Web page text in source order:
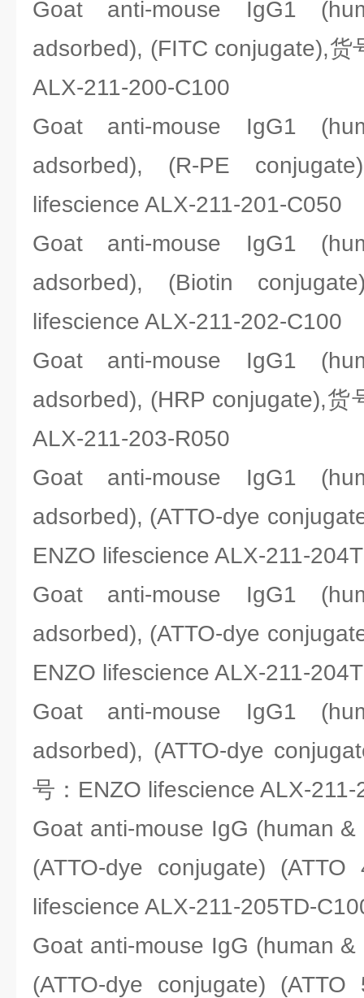
Goat anti-mouse IgG1
adsorbed), (FITC conjugate),货
ALX-211-200-C100
Goat anti-mouse IgG1
adsorbed), (R-PE
lifescience ALX-211-201-C050
Goat anti-mouse IgG1
adsorbed), (Biotin
lifescience ALX-211-202-C100
Goat anti-mouse IgG1
adsorbed), (HRP conjugate),货
ALX-211-203-R050
Goat anti-mouse IgG1
adsorbed), (ATTO-dye
ENZO lifescience ALX-211-
Goat anti-mouse IgG1
adsorbed), (ATTO-dye
ENZO lifescience ALX-211-
Goat anti-mouse IgG1
adsorbed), (ATTO-dye
号：ENZO lifescience ALX-
Goat anti-mouse IgG (human
(ATTO-dye conjugate)
lifescience ALX-211-205TD-
Goat anti-mouse IgG (human
(ATTO-dye conjugate)